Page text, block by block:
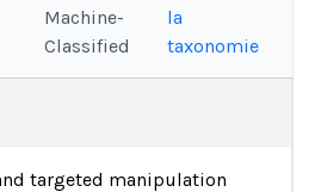
Machine-
Classified
la
taxonomie
targeted manipulation